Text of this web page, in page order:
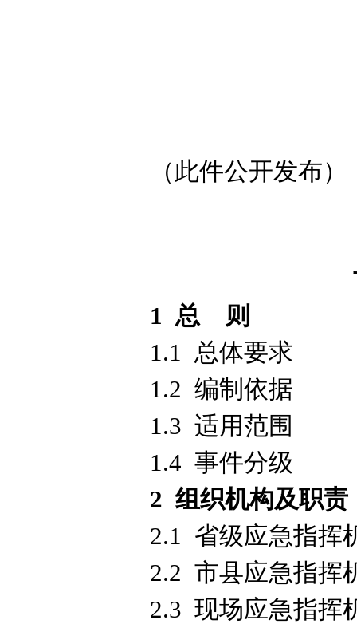
（此件公开发布）
1 总 则
1.1 总体要求
1.2 编制依据
1.3 适用范围
1.4 事件分级
2 组织机构及职责
2.1 省级应急指挥
2.2 市县应急指挥
2.3 现场应急指挥